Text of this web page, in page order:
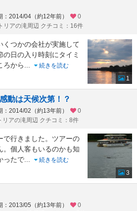
：2014/04（約12年前）
0
リアの滝周辺 クチコミ：16件
くつかの会社が実施して
日の入り時刻にタイミ
ろから
続きを読む
1
動は天候次第！？
：2014/02（約13年前）
0
リアの滝周辺 クチコミ：8件
で行きました。ツアーの
。個人客もいるのかも知
ったで
続きを読む
3
：2013/05（約13年前）
0